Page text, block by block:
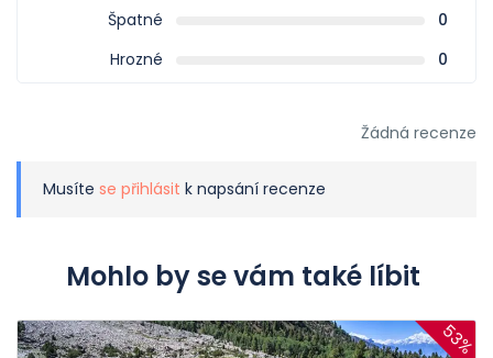
Špatné
0
Hrozné
0
Žádná recenze
Musíte se přihlásit k napsání recenze
Mohlo by se vám také líbit
53%